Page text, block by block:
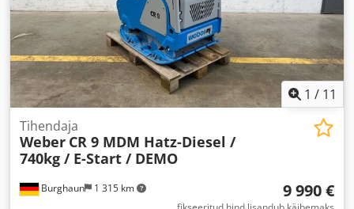
1 / 11
Burghaun 1 315 km
Tihendaja
Weber CR 9 MDM Hatz-Diesel /
740kg / E-Start / DEMO
9 990 €